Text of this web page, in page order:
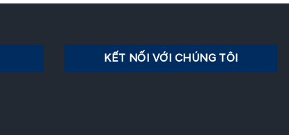
KẾT NỐI VỚI CHÚNG TÔI